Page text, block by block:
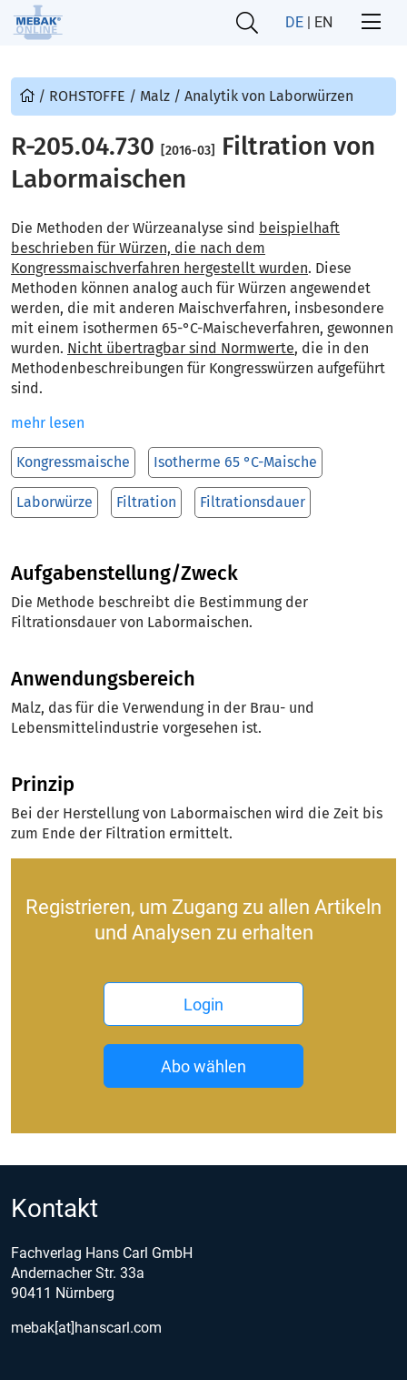
DE | EN
/ ROHSTOFFE / Malz / Analytik von Laborwürzen
R-205.04.730 [2016-03]
Filtration von
Labormaischen
Die Methoden der Würzeanalyse sind beispielhaft
beschrieben für Würzen, die nach dem
Kongressmaischverfahren hergestellt wurden. Diese
Methoden können analog auch für Würzen angewendet
werden, die mit anderen Maischverfahren, insbesondere
mit einem isothermen 65-°C-Maischeverfahren, gewonnen
wurden. Nicht übertragbar sind Normwerte, die in den
Methodenbeschreibungen für Kongresswürzen aufgeführt
sind.
mehr lesen
Kongressmaische Isotherme 65 °C-Maische
Laborwürze Filtration Filtrationsdauer
Aufgabenstellung/Zweck
Die Methode beschreibt die Bestimmung der
Filtrationsdauer von Labormaischen.
Anwendungsbereich
Malz, das für die Verwendung in der Brau- und
Lebensmittelindustrie vorgesehen ist.
Prinzip
Bei der Herstellung von Labormaischen wird die Zeit bis
zum Ende der Filtration ermittelt.
Registrieren, um Zugang zu allen Artikeln
und Analysen zu erhalten
Login
Abo wählen
Kontakt
Fachverlag Hans Carl GmbH
Andernacher Str. 33a
90411 Nürnberg
mebak[at]hanscarl.com